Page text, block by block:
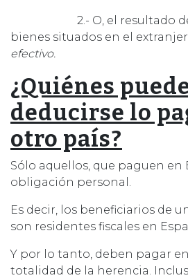
2.- O, el resultado de
bienes situados en el
efectivo.
¿Quiénes
deducirse lo
otro país?
Sólo aquellos, que paguen en
obligación personal.
Es decir, los beneficiarios de
son residentes fiscales en
Y por lo tanto, deben pagar
totalidad de la herencia.